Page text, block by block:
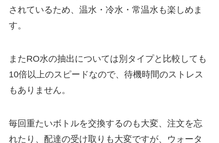
されているため、温水・冷水・常温水も楽しめま
す。
またRO水の抽出については別タイプと比較しても
10倍以上のスピードなので、待機時間のストレス
もありません。
毎回重たいボトルを交換するのも大変、注文を忘
れたり、配達の受け取りも大変ですが、ウォータ